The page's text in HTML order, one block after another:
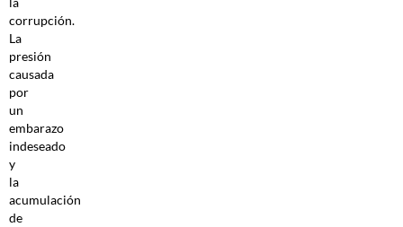
corrupción.
La
presión
causada
por
un
embarazo
indeseado
y
la
acumulación
de